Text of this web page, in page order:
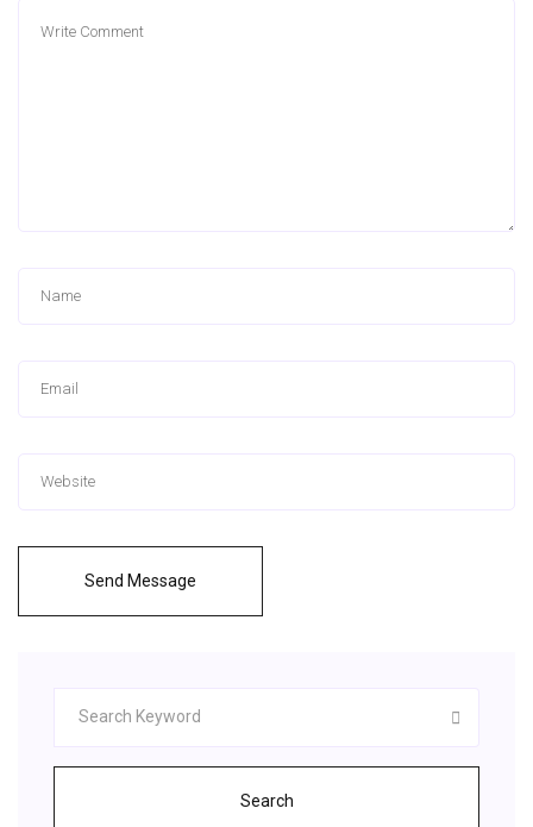
Send Message
Search